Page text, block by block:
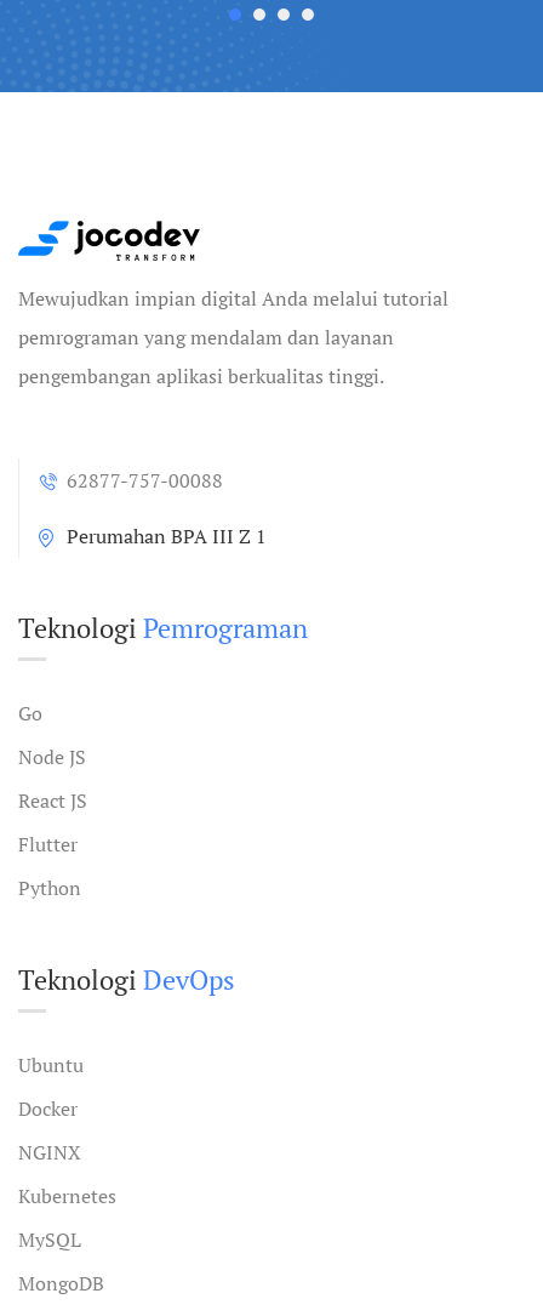
Mewujudkan impian digital Anda melalui tutorial
pemrograman yang mendalam dan layanan
pengembangan aplikasi berkualitas tinggi.
62877-757-00088
Perumahan BPA III Z 1
Teknologi Pemrograman
Go
Node JS
React JS
Flutter
Python
Teknologi DevOps
Ubuntu
Docker
NGINX
Kubernetes
MySQL
MongoDB